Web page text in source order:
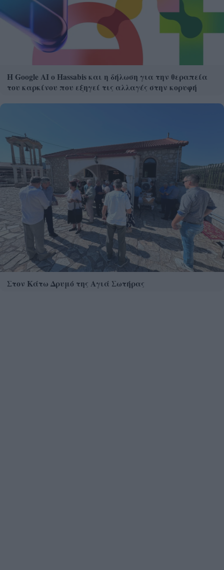
Η Google ΑΙ ο Hassabis και η δήλωση για την θεραπεία
του καρκίνου που εξηγεί τις αλλαγές στην κορυφή
Στον Κάτω Δρυμό της Αγιά Σωτήρας